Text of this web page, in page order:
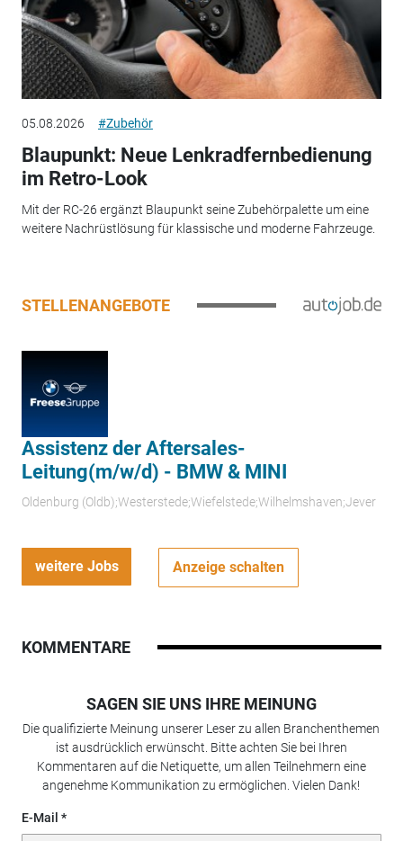
05.08.2026 #Zubehör
Blaupunkt: Neue Lenkradfernbedienung
im Retro-Look
Mit der RC-26 ergänzt Blaupunkt seine Zubehörpalette um eine
weitere Nachrüstlösung für klassische und moderne Fahrzeuge.
STELLENANGEBOTE
Assistenz der Aftersales-
Leitung(m/w/d) - BMW & MINI
Oldenburg (Oldb);Westerstede;Wiefelstede;Wilhelmshaven;Jever
weitere Jobs Anzeige schalten
KOMMENTARE
SAGEN SIE UNS IHRE MEINUNG
Die qualifizierte Meinung unserer Leser zu allen Branchenthemen
ist ausdrücklich erwünscht. Bitte achten Sie bei Ihren
Kommentaren auf die Netiquette, um allen Teilnehmern eine
angenehme Kommunikation zu ermöglichen. Vielen Dank!
E-Mail